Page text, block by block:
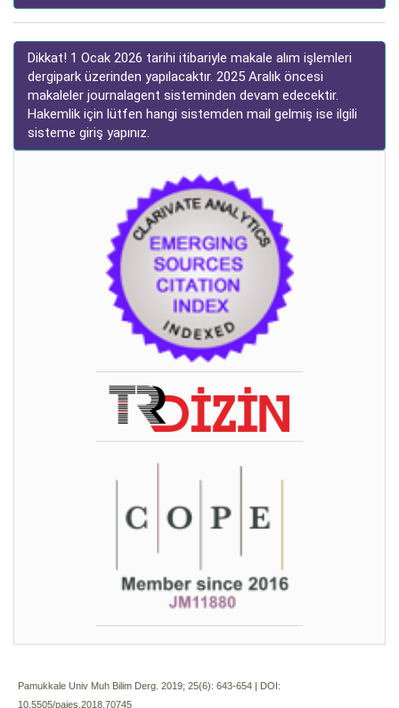
Dikkat! 1 Ocak 2026 tarihi itibariyle makale alım işlemleri
dergipark üzerinden yapılacaktır. 2025 Aralık öncesi
makaleler journalagent sisteminden devam edecektir.
Hakemlik için lütfen hangi sistemden mail gelmiş ise ilgili
sisteme giriş yapınız.
Pamukkale Univ Muh Bilim Derg. 2019; 25(6): 643-654 | DOI:
10.5505/pajes.2018.70745